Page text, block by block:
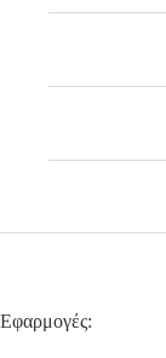
Εφαρμογές: